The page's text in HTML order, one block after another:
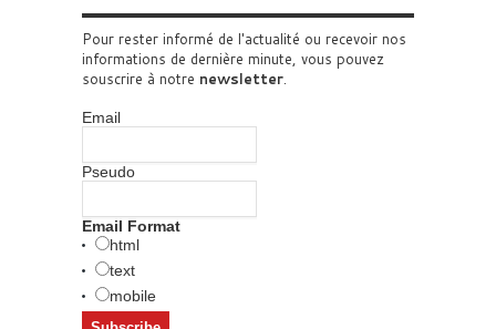
Pour rester informé de l'actualité ou recevoir nos
informations de dernière minute, vous pouvez
souscrire à notre newsletter.
Email
Pseudo
Email Format
html
text
mobile